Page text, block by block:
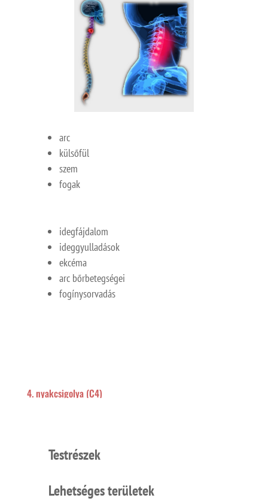
arc
külsőfül
szem
fogak
idegfájdalom
ideggyulladások
ekcéma
arc bőrbetegségei
fogínysorvadás
4. nyakcsigolya (C4)
Testrészek
Lehetséges területek